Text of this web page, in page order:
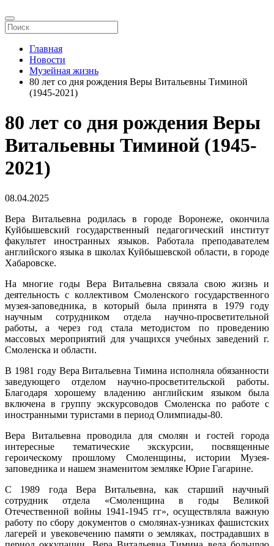
Главная
Новости
Музейная жизнь
80 лет со дня рождения Веры Витальевны Тиминой
(1945-2021)
80 лет со дня рождения Веры
Витальевны Тиминой (1945-
2021)
08.04.2025
Вера Витальевна родилась в городе Воронеже, окончила
Куйбышевский государственный педагогический институт
факультет иностранных языков. Работала преподавателем
английского языка в школах Куйбышевской области, в городе
Хабаровске.
На многие годы Вера Витальевна связала свою жизнь и
деятельность с коллективом Смоленского государственного
музея-заповедника, в который была принята в 1979 году
научным сотрудником отдела научно-просветительной
работы, а через год стала методистом по проведению
массовых мероприятий для учащихся учебных заведений г.
Смоленска и области.
В 1981 году Вера Витальевна Тимина исполняла обязанности
заведующего отделом научно-просветительской работы.
Благодаря хорошему владению английским языком была
включена в группу экскурсоводов Смоленска по работе с
иностранными туристами в период Олимпиады-80.
Вера Витальевна проводила для смолян и гостей города
интересные тематические экскурсии, посвященные
героическому прошлому Смоленщины, истории Музея-
заповедника и нашем знаменитом земляке Юрие Гагарине.
С 1989 года Вера Витальевна, как старший научный
сотрудник отдела «Смоленщина в годы Великой
Отечественной войны 1941-1945 гг», осуществляла важную
работу по сбору документов о смолянах-узниках фашистских
лагерей и увековечению памяти о земляках, пострадавших в